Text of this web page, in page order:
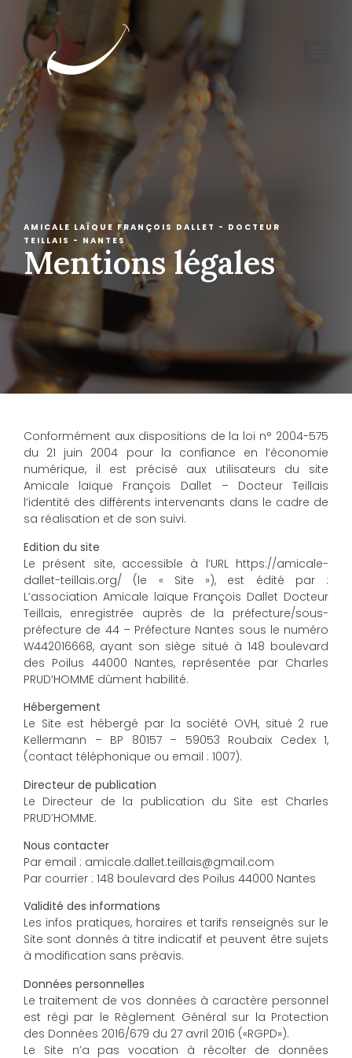
AMICALE LAÏQUE FRANÇOIS DALLET - DOCTEUR
TEILLAIS - NANTES
Mentions légales
Conformément aux dispositions de la loi n° 2004-575
du 21 juin 2004 pour la confiance en l’économie
numérique, il est précisé aux utilisateurs du site
Amicale laïque François Dallet – Docteur Teillais
l’identité des différents intervenants dans le cadre de
sa réalisation et de son suivi.
Edition du site
Le présent site, accessible à l’URL https://amicale-
dallet-teillais.org/ (le « Site »), est édité par :
L’association Amicale laïque François Dallet Docteur
Teillais, enregistrée auprès de la préfecture/sous-
préfecture de 44 – Préfecture Nantes sous le numéro
W442016668, ayant son siège situé à 148 boulevard
des Poilus 44000 Nantes, représentée par Charles
PRUD’HOMME dûment habilité.
Hébergement
Le Site est hébergé par la société OVH, situé 2 rue
Kellermann – BP 80157 – 59053 Roubaix Cedex 1,
(contact téléphonique ou email : 1007).
Directeur de publication
Le Directeur de la publication du Site est Charles
PRUD’HOMME.
Nous contacter
Par email : amicale.dallet.teillais@gmail.com
Par courrier : 148 boulevard des Poilus 44000 Nantes
Validité des informations
Les infos pratiques, horaires et tarifs renseignés sur le
Site sont donnés à titre indicatif et peuvent être sujets
à modification sans préavis.
Données personnelles
Le traitement de vos données à caractère personnel
est régi par le Règlement Général sur la Protection
des Données 2016/679 du 27 avril 2016 («RGPD»).
Le Site n’a pas vocation à récolter de données